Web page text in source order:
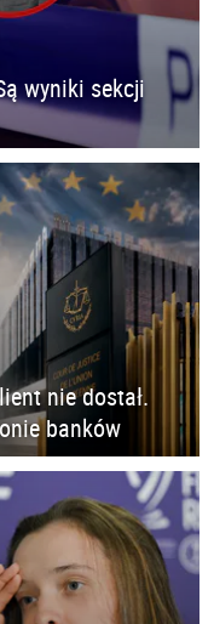
wyniki sekcji
nie dostał.
banków